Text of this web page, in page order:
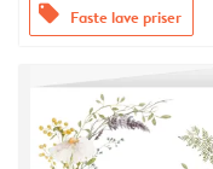
offers Faste lave priser